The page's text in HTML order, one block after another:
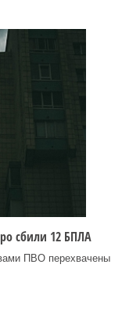
сбили 12 БПЛА
ПВО перехвачены